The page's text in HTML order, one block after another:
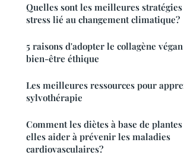
Quelles sont les meilleures
stress lié au changement climatique?
5 raisons d'adopter le collagène
bien-être éthique
Les meilleures ressources pour
sylvothérapie
Comment les diètes à base de
elles aider à prévenir les maladies
cardiovasculaires?